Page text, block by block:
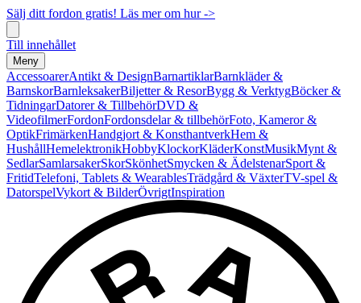
Sälj ditt fordon gratis! Läs mer om hur ->
Till innehållet
Meny
AccessoarerAntikt & DesignBarnartiklarBarnkläder &
BarnskorBarnleksakerBiljetter & ResorBygg & VerktygBöcker &
TidningarDatorer & TillbehörDVD &
VideofilmerFordonFordonsdelar & tillbehörFoto, Kameror &
OptikFrimärkenHandgjort & KonsthantverkHem &
HushållHemelektronikHobbyKlockorKläderKonstMusikMynt &
SedlarSamlarsakerSkorSkönhetSmycken & ÄdelstenarSport &
FritidTelefoni, Tablets & WearablesTrädgård & VäxterTV-spel &
DatorspelVykort & BilderÖvrigtInspiration